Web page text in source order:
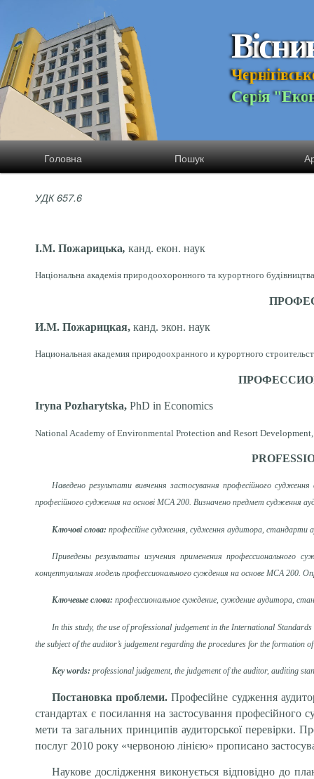
Вісни
Чернігівськ
Серія "Еко
Головна Пошук
УДК 657.6
І.М. Пожарицька, канд. екон. наук
Національна академія природоохоронного та курортного
И.М. Пожарицкая, канд. экон. наук
Национальная академия природоохранного и курортного
Iryna Pozharytska, PhD in Economics
National Academy of Environmental Protection and Resort Development
Наведено результати вивчення застосування професійного
професійного судження на основі МСА 200. Визначено предмет судження
Ключові слова: професійне судження, судження аудитора, стандарти
Приведены результаты изучения применения
концептуальная модель профессионального суждения на основе МСА 200.
Ключевые слова: профессиональное суждение, суждение аудитора,
In this study, the use of professional judgеment in the International
the subject of the auditor’s judgеment regarding the procedures for the formation
Key words: professional judgеment, the judgеment of the auditor, auditing
Постановка проблеми.Професійне судження
стандартах є посилання на застосування професійного
мети та загальних принципів аудиторської перевірки.
послуг 2010 року «червоною лінією» прописано
Наукове дослідження виконується відповідно до